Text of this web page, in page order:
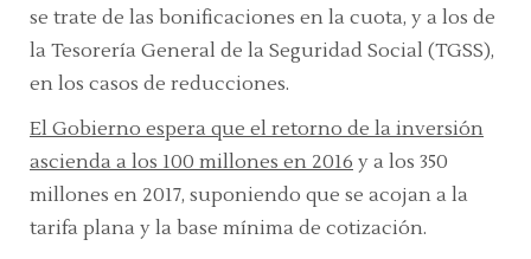
se trate de las bonificaciones en la cuota, y a los de
la Tesorería General de la Seguridad Social (TGSS),
en los casos de reducciones.
El Gobierno espera que el retorno de la inversión
ascienda a los 100 millones en 2016 y a los 350
millones en 2017, suponiendo que se acojan a la
tarifa plana y la base mínima de cotización.